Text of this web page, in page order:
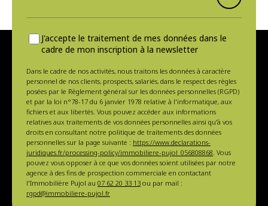
J'accepte le traitement de mes données dans le
cadre de mon inscription à la newsletter
Dans le cadre de nos activités, nous traitons les données à caractère
personnel de nos clients, prospects, salariés, dans le respect des règles
posées par le Règlement général sur les données personnelles (RGPD)
et par la loi n°78-17 du 6 janvier 1978 relative à l'informatique, aux
fichiers et aux libertés. Vous pouvez accéder aux informations
relatives aux traitements de vos données personnelles ainsi qu'à vos
droits en consultant notre politique de traitements des données
personnelles sur la page suivante : https://www.declarations-
juridiques.fr/processing-policy/immobiliere-pujol_056808868. Vous
pouvez vous opposer à ce que vos données soient utilisées par notre
agence à des fins de prospection commerciale en contactant
l'Immobilière Pujol au 07 62 20 33 13 ou par mail :
rgpd@immobiliere-pujol.fr